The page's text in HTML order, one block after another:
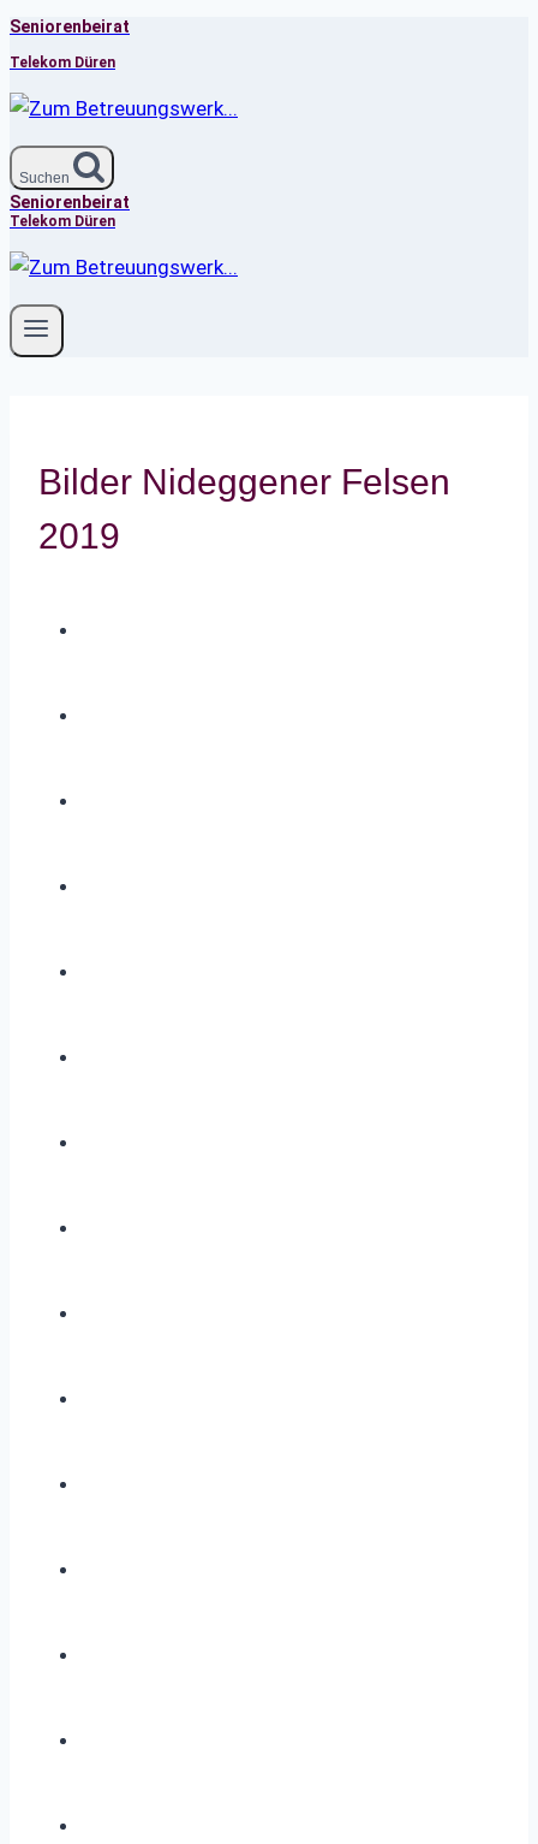
Zum
Inhalt
springen
Seniorenbeirat
Telekom Düren
Suchen
Seniorenbeirat
Telekom Düren
Bilder Nideggener Felsen
2019